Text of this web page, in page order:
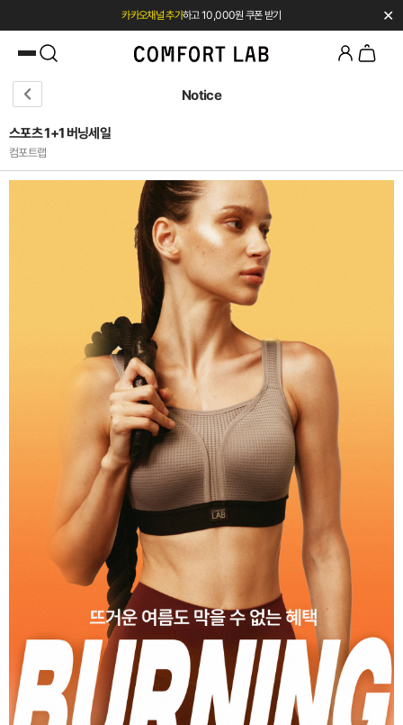
카카오채널 추가하고 10,000원 쿠폰 받기
첫 구매 시 베스트셀러 50% 즉시 할인
✕
Notice
스포츠 1+1 버닝세일
컴포트랩